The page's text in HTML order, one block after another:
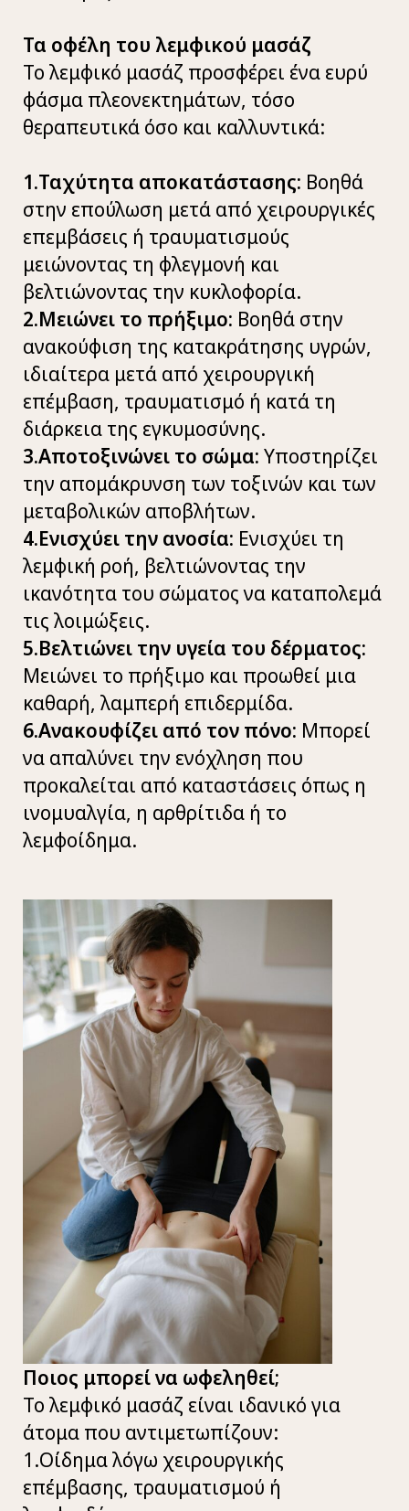
Τα οφέλη του λεμφικού μασάζ
Το λεμφικό μασάζ προσφέρει ένα ευρύ
φάσμα πλεονεκτημάτων, τόσο
θεραπευτικά όσο και καλλυντικά:
1.Ταχύτητα αποκατάστασης: Βοηθά
στην επούλωση μετά από χειρουργικές
επεμβάσεις ή τραυματισμούς
μειώνοντας τη φλεγμονή και
βελτιώνοντας την κυκλοφορία.
2.Μειώνει το πρήξιμο: Βοηθά στην
ανακούφιση της κατακράτησης υγρών,
ιδιαίτερα μετά από χειρουργική
επέμβαση, τραυματισμό ή κατά τη
διάρκεια της εγκυμοσύνης.
3.Αποτοξινώνει το σώμα: Υποστηρίζει
την απομάκρυνση των τοξινών και των
μεταβολικών αποβλήτων.
4.Ενισχύει την ανοσία: Ενισχύει τη
λεμφική ροή, βελτιώνοντας την
ικανότητα του σώματος να καταπολεμά
τις λοιμώξεις.
5.Βελτιώνει την υγεία του δέρματος:
Μειώνει το πρήξιμο και προωθεί μια
καθαρή, λαμπερή επιδερμίδα.
6.Ανακουφίζει από τον πόνο: Μπορεί
να απαλύνει την ενόχληση που
προκαλείται από καταστάσεις όπως η
ινομυαλγία, η αρθρίτιδα ή το
λεμφοίδημα.
Ποιος μπορεί να ωφεληθεί;
Το λεμφικό μασάζ είναι ιδανικό για
άτομα που αντιμετωπίζουν:
1.Οίδημα λόγω χειρουργικής
επέμβασης, τραυματισμού ή